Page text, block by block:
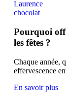
Laurence
chocolat
Pourquoi
les fêtes ?
Chaque année,
effervescence
En savoir plus